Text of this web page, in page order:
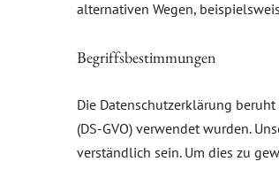
alternativen Wegen,
Begriffsbestimmungen
Die Datenschutzerklärung
(DS-GVO) verwendet wurden.
verständlich sein. Um dies zu